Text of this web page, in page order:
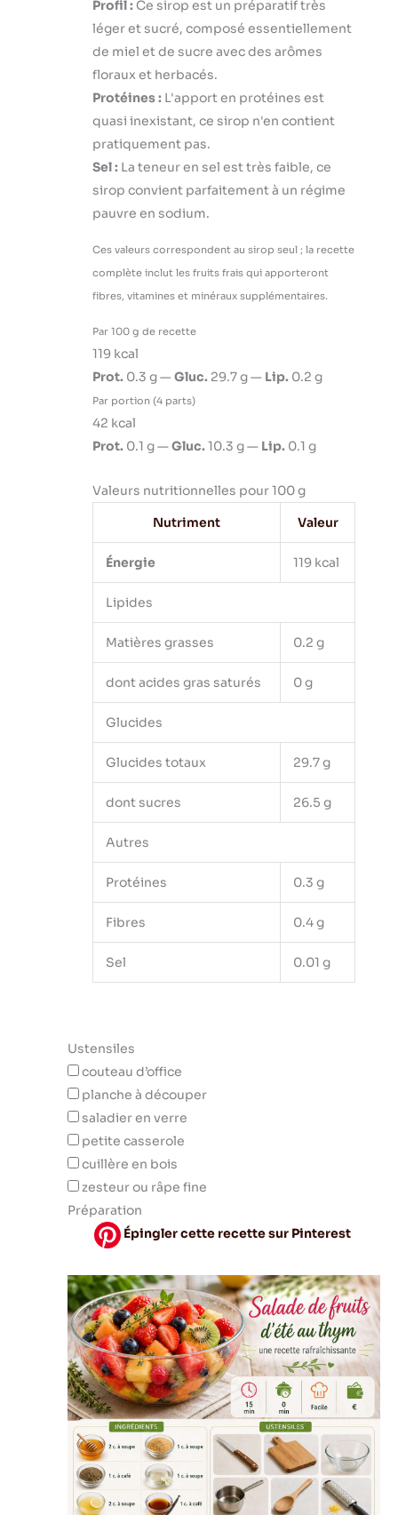
Profil : Ce sirop est un préparatif très
léger et sucré, composé essentiellement
de miel et de sucre avec des arômes
floraux et herbacés.
Protéines : L'apport en protéines est
quasi inexistant, ce sirop n'en contient
pratiquement pas.
Sel : La teneur en sel est très faible, ce
sirop convient parfaitement à un régime
pauvre en sodium.
Ces valeurs correspondent au sirop seul ; la recette
complète inclut les fruits frais qui apporteront
fibres, vitamines et minéraux supplémentaires.
Par 100 g de recette
119 kcal
Prot. 0.3 g —Gluc. 29.7 g — Lip. 0.2 g
Par portion (4 parts)
42 kcal
Prot. 0.1 g —Gluc. 10.3 g — Lip. 0.1 g
Valeurs nutritionnelles pour 100 g
Nutriment
Valeur
Énergie 119 kcal
Lipides
Matières grasses 0.2 g
dont acides gras saturés 0 g
Glucides
Glucides totaux 29.7 g
dont sucres 26.5 g
Autres
Protéines 0.3 g
Fibres 0.4 g
Sel 0.01 g
Ustensiles
couteau d’office
planche à découper
saladier en verre
petite casserole
cuillère en bois
zesteur ou râpe fine
Préparation
Épingler cette recette sur Pinterest